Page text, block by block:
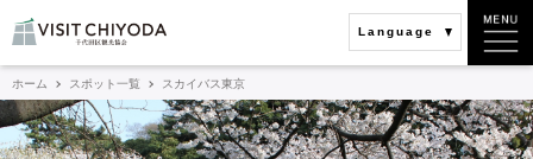
Language
ホーム スポット一覧 スカイバス東京